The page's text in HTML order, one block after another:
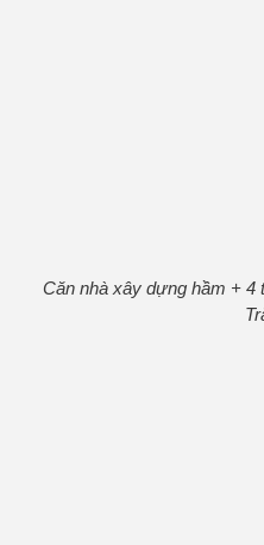
Căn nhà xây dựng hầm + 4